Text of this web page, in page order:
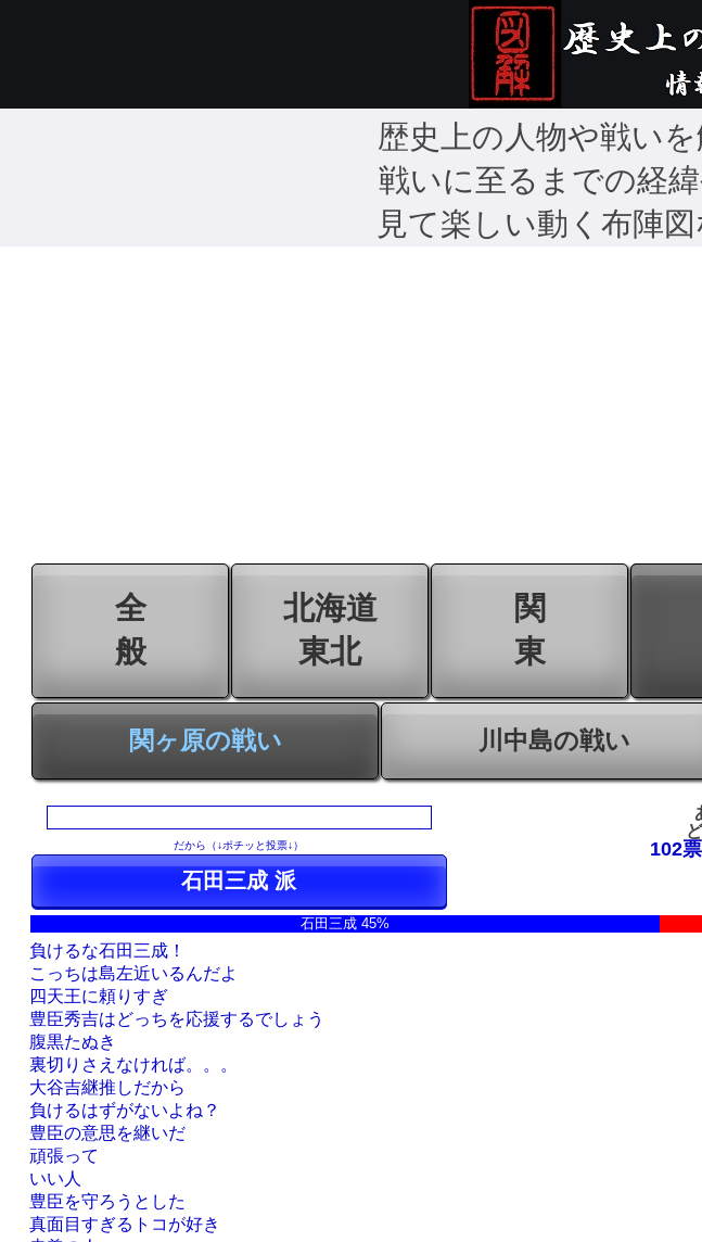
歴史上の人物や戦い
戦いに至るまでの経
見て楽しい動く布陣
全
般
北海道
東北
関
東
関ヶ原の戦い 川中島の戦い
だから（↓ポチッと投票↓） 102票
石田三成 45%
負けるな石田三成！
こっちは島左近いるんだよ
四天王に頼りすぎ
豊臣秀吉はどっちを応援するでしょう
腹黒たぬき
裏切りさえなければ。。。
大谷吉継推しだから
負けるはずがないよね？
豊臣の意思を継いだ
頑張って
いい人
豊臣を守ろうとした
真面目すぎるトコが好き